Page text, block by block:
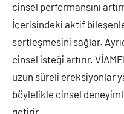
cinsel performansını
İçerisindeki aktif
sertleşmesini sağlar.
cinsel isteği artırır.
uzun süreli ereksiyonlar
böylelikle cinsel
getirir.